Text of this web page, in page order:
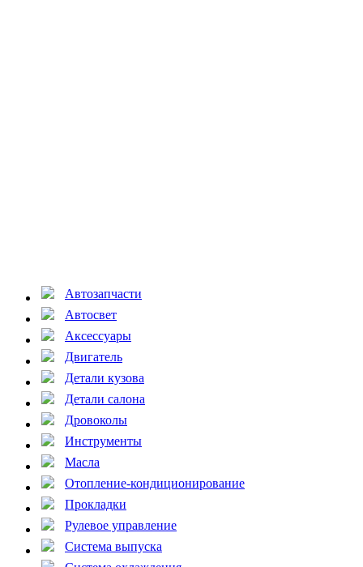
Автозапчасти
Автосвет
Аксессуары
Двигатель
Детали кузова
Детали салона
Дровоколы
Инструменты
Масла
Отопление-кондиционирование
Прокладки
Рулевое управление
Система выпуска